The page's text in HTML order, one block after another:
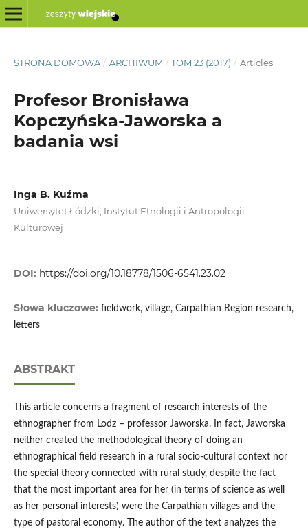
STRONA DOMOWA / ARCHIWUM / TOM 23 (2017) / Articles
Profesor Bronisława
Kopczyńska-Jaworska a
badania wsi
Inga B. Kuźma
Uniwersytet Łódzki, Instytut Etnologii i Antropologii
Kulturowej
DOI: https://doi.org/10.18778/1506-6541.23.02
Słowa kluczowe: fieldwork, village, Carpathian Region research,
letters
ABSTRAKT
This article concerns a fragment of research interests of the
ethnographer from Lodz – professor Jaworska. In fact, Jaworska
neither created the methodological theory of doing an
ethnographical field research in a rural socio-cultural context nor
the special theory connected with rural study, despite the fact
that the most important area for her (in terms of science as well
as her personal interests) were the Carpathian villages and the
type of pastoral economy. The author of the text analyzes the